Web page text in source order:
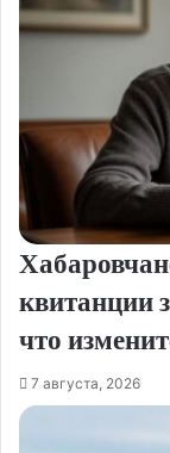
квитанции
что
7 августа, 2026